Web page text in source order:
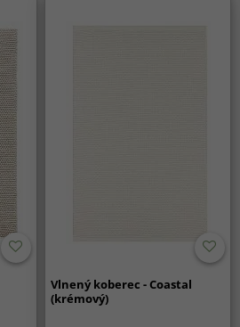
Vlnený koberec - Coastal
(krémový)